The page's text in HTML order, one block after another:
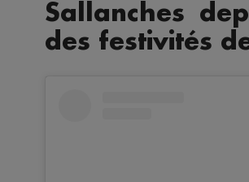
Sallanches
des festivités